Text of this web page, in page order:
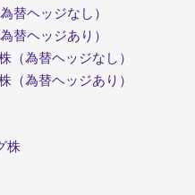
替ヘッジなし）
替ヘッジあり）
（為替ヘッジなし）
（為替ヘッジあり）
株